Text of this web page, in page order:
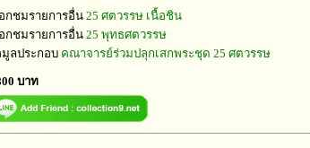
กชมรายการอื่น25 ศตวรรษ เนื้อชิน
กชมรายการอื่น25 พุทธศตวรรษ
ลประกอบ คณาจารย์ร่วมปลุกเสกพระชุด 25 ศตวรรษ
บาท